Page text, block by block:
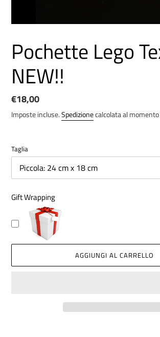
Pochette Lego
NEW!!
Prezzo
di
€18,00
Imposte incluse.Spedizionecalcolata al
Taglia
Gift Wrapping
AGGIUNGI AL CARRELLO